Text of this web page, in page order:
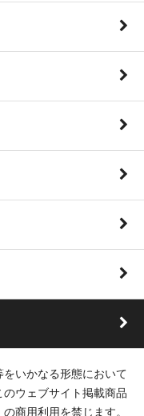
いかなる形態において
ウェブサイト掲載商品
商用利用を禁じます。